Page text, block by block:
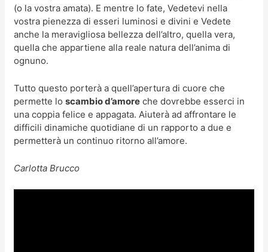
(o la vostra amata). E mentre lo fate, Vedetevi nella
vostra pienezza di esseri luminosi e divini e Vedete
anche la meravigliosa bellezza dell’altro, quella vera,
quella che appartiene alla reale natura dell’anima di
ognuno.
Tutto questo porterà a quell’apertura di cuore che
permette loscambio d’amore che dovrebbe esserci in
una coppia felice e appagata. Aiuterà ad affrontare le
difficili dinamiche quotidiane di un rapporto a due e
permetterà un continuo ritorno all’amore.
Carlotta Brucco